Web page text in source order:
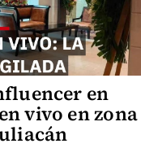
en
vivo en zona